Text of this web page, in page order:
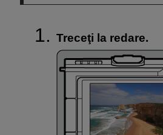
Treceţi la redare.